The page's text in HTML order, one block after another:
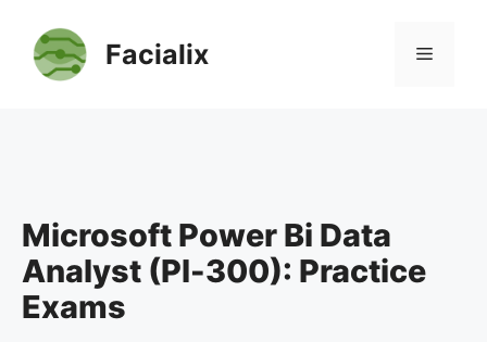
contenido
Facialix Menú
Microsoft Power Bi Data
Analyst (Pl-300): Practice
Exams